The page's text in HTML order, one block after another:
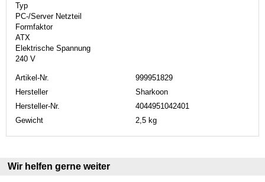
Typ
PC-/Server Netzteil
Formfaktor
ATX
Elektrische Spannung
240 V
Artikel-Nr.
999951829
Hersteller
Sharkoon
Hersteller-Nr.
4044951042401
Gewicht
2,5 kg
Wir helfen gerne weiter